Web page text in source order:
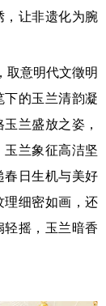
，让非遗化为腕
取意明代文徵明
下的玉兰清韵凝
兰盛放之姿，
兰象征高洁坚
春日生机与美好
理细密如画，还
轻摇，玉兰暗香